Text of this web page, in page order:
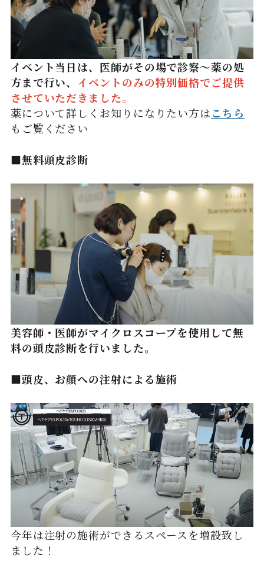
イベント当日は、医師がその場で診察～薬の処
方まで行い、 イベントのみの特別価格でご提供
させていただきました。
薬について詳しくお知りになりたい方はこちら
もご覧ください
■無料頭皮診断
美容師・医師がマイクロスコープを使用して無
料の頭皮診断を行いました。
■頭皮、お顔への注射による施術
今年は注射の施術ができるスペースを増設致し
ました！